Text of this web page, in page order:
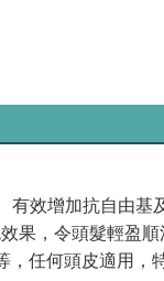
效增加抗自由基
，令頭髮輕盈
任何頭皮適用，